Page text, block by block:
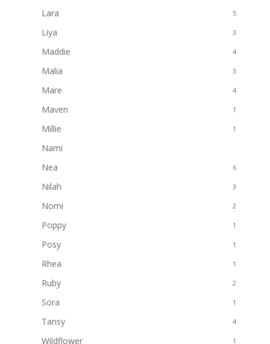
Lara 5
Liya 3
Maddie 4
Malia 3
Mare 4
Maven 1
Millie 1
Nami
Nea 6
Nilah 3
Nomi 2
Poppy 1
Posy 1
Rhea 1
Ruby 2
Sora 1
Tansy 4
Wildflower 1